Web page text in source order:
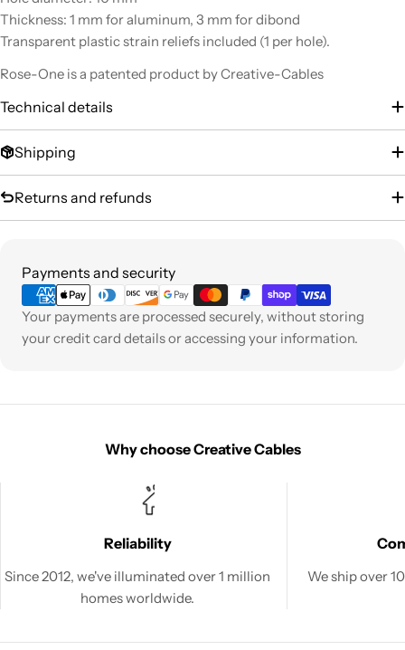
Thickness: 1 mm for aluminum, 3 mm for dibond
Transparent plastic strain reliefs included (1 per hole).
Rose-One is a patented product by Creative-Cables
Technical details
Shipping
Returns and refunds
Payments and security
Payment
methods
Your payments are processed securely, without storing
your credit card details or accessing your information.
Why choose Creative Cables
Reliability
Since 2012, we've illuminated over 1 million
homes worldwide.
We ship over